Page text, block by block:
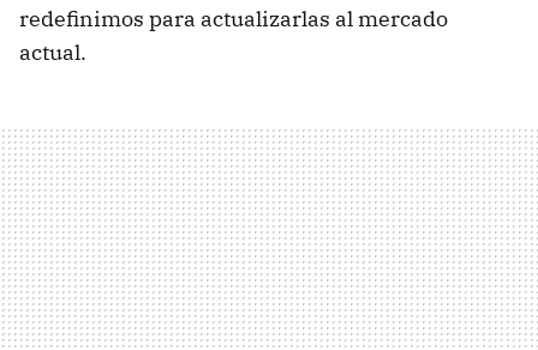
redefinimos para actualizarlas al mercado
actual.